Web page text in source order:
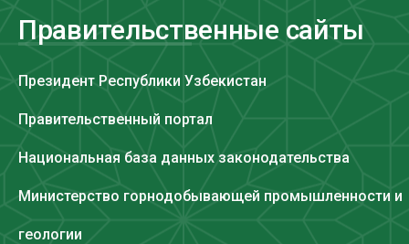
Правительственные сайты
Президент Республики Узбекистан
Правительственный портал
Национальная база данных законодательства
Министерство горнодобывающей промышленности и
геологии